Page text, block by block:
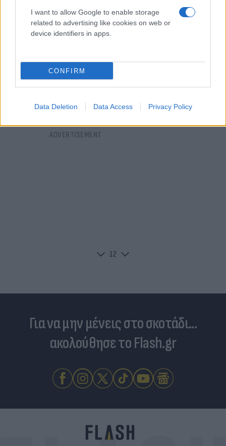
I want to allow Google to enable storage
related to advertising like cookies on web or
device identifiers in apps.
CONFIRM
Data Deletion Data Access Privacy Policy
Ηλεκτρικό ρεύμα: Καταγγελίες για αυξήσεις από
30% ως 170% παρουσίασε η ΕΚΠΟΙΖΩ
25.10.2021 14:54
12
Για να μην μένεις στο σκοτάδι...
ακολούθησε το Flash.gr